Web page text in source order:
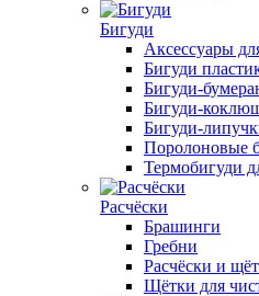
Бигуди
Аксессуары
Бигуди
Бигуди-
Бигуди-
Бигуди-
Поролоновые
Термобигуди
Расчёски
Брашинги
Гребни
Расчёски и
Щётки для